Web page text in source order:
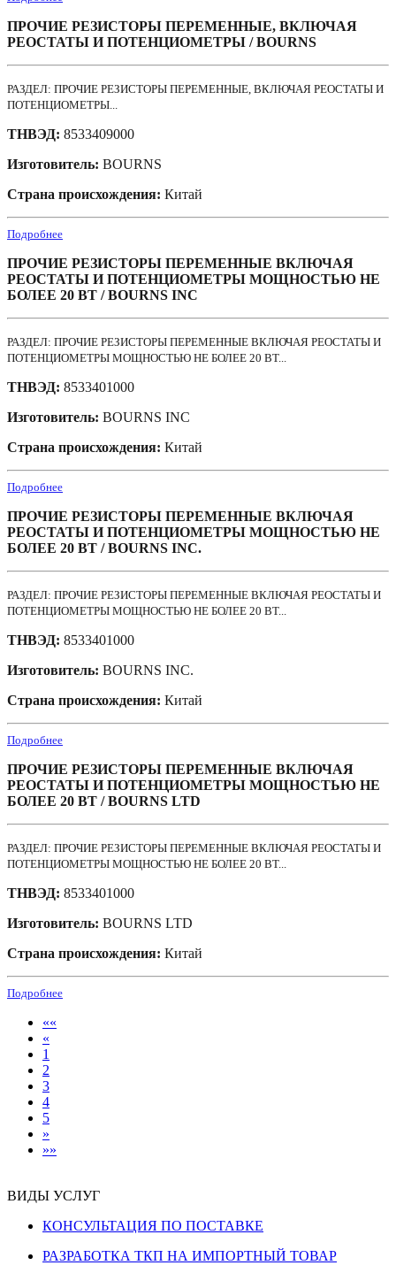
ПРОЧИЕ РЕЗИСТОРЫ ПЕРЕМЕННЫЕ, ВКЛЮЧАЯ
РЕОСТАТЫ И ПОТЕНЦИОМЕТРЫ / BOURNS
РАЗДЕЛ: ПРОЧИЕ РЕЗИСТОРЫ ПЕРЕМЕННЫЕ, ВКЛЮЧАЯ РЕОСТАТЫ И
ПОТЕНЦИОМЕТРЫ...
ТНВЭД: 8533409000
Изготовитель: BOURNS
Страна происхождения: Китай
Подробнее
ПРОЧИЕ РЕЗИСТОРЫ ПЕРЕМЕННЫЕ ВКЛЮЧАЯ
РЕОСТАТЫ И ПОТЕНЦИОМЕТРЫ МОЩНОСТЬЮ НЕ
БОЛЕЕ 20 ВТ / BOURNS INC
РАЗДЕЛ: ПРОЧИЕ РЕЗИСТОРЫ ПЕРЕМЕННЫЕ ВКЛЮЧАЯ РЕОСТАТЫ И
ПОТЕНЦИОМЕТРЫ МОЩНОСТЬЮ НЕ БОЛЕЕ 20 ВТ...
ТНВЭД: 8533401000
Изготовитель: BOURNS INC
Страна происхождения: Китай
Подробнее
ПРОЧИЕ РЕЗИСТОРЫ ПЕРЕМЕННЫЕ ВКЛЮЧАЯ
РЕОСТАТЫ И ПОТЕНЦИОМЕТРЫ МОЩНОСТЬЮ НЕ
БОЛЕЕ 20 ВТ / BOURNS INC.
РАЗДЕЛ: ПРОЧИЕ РЕЗИСТОРЫ ПЕРЕМЕННЫЕ ВКЛЮЧАЯ РЕОСТАТЫ И
ПОТЕНЦИОМЕТРЫ МОЩНОСТЬЮ НЕ БОЛЕЕ 20 ВТ...
ТНВЭД: 8533401000
Изготовитель: BOURNS INC.
Страна происхождения: Китай
Подробнее
ПРОЧИЕ РЕЗИСТОРЫ ПЕРЕМЕННЫЕ ВКЛЮЧАЯ
РЕОСТАТЫ И ПОТЕНЦИОМЕТРЫ МОЩНОСТЬЮ НЕ
БОЛЕЕ 20 ВТ / BOURNS LTD
РАЗДЕЛ: ПРОЧИЕ РЕЗИСТОРЫ ПЕРЕМЕННЫЕ ВКЛЮЧАЯ РЕОСТАТЫ И
ПОТЕНЦИОМЕТРЫ МОЩНОСТЬЮ НЕ БОЛЕЕ 20 ВТ...
ТНВЭД: 8533401000
Изготовитель: BOURNS LTD
Страна происхождения: Китай
Подробнее
««
«
1
2
3
4
5
»
»»
ВИДЫ УСЛУГ
КОНСУЛЬТАЦИЯ ПО ПОСТАВКЕ
РАЗРАБОТКА ТКП НА ИМПОРТНЫЙ ТОВАР